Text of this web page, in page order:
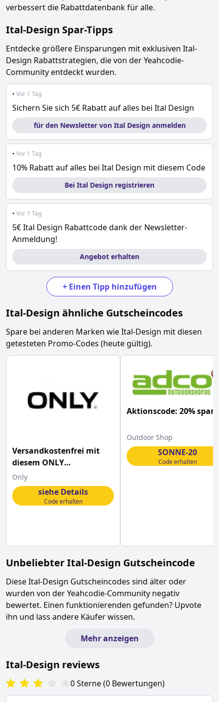
verbessert die Rabattdatenbank für alle.
Ital-Design Spar-Tipps
Entdecke größere Einsparungen mit exklusiven Ital-
Design Rabattstrategien, die von der Yeahcodie-
Community entdeckt wurden.
• Vor 1 Tag
Sichern Sie sich 5€ Rabatt auf alles bei Ital Design
für den Newsletter von Ital Design anmelden
• Vor 1 Tag
10% Rabatt auf alles bei Ital Design mit diesem Code
Bei Ital Design registrieren
• Vor 1 Tag
5€ Ital Design Rabattcode dank der Newsletter-
Anmeldung!
Angebot erhalten
+ Einen Tipp hinzufügen
Ital-Design ähnliche Gutscheincodes
Spare bei anderen Marken wieItal-Design mit diesen
getesteten Promo-Codes (heute gültig).
Versandkostenfrei mit
diesem ONLY
Gutscheincode bestellen
Only
siehe Details
Code erhalten
Aktionscode: 20%
Outdoor Shop
SONNE-20
Code erhalten
UnbeliebterItal-Design Gutscheincode
DieseItal-Design Gutscheincodes sind älter oder
wurden von der Yeahcodie-Community negativ
bewertet. Einen funktionierenden gefunden? Upvote
ihn und lass andere Käufer wissen.
Mehr anzeigen
Ital-Design reviews
0Sterne(0 Bewertungen)